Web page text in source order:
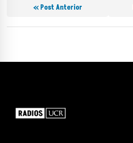
« Post Anterior